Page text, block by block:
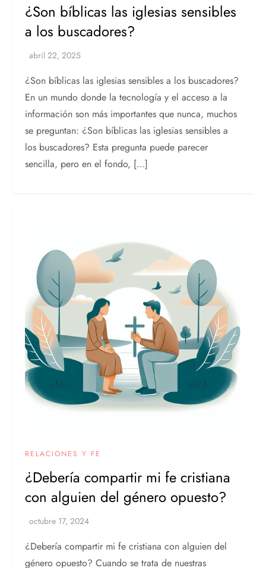
¿Son bíblicas las iglesias sensibles
a los buscadores?
¿Son bíblicas las iglesias sensibles a los buscadores?
En un mundo donde la tecnología y el acceso a la
información son más importantes que nunca, muchos
se preguntan: ¿Son bíblicas las iglesias sensibles a
los buscadores? Esta pregunta puede parecer
sencilla, pero en el fondo, […]
RELACIONES Y FE
¿Debería compartir mi fe cristiana
con alguien del género opuesto?
¿Debería compartir mi fe cristiana con alguien del
género opuesto? Cuando se trata de nuestras